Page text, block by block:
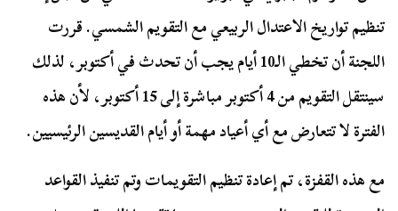
تنظيم تواريخ الاعتدال الربيعي مع التقويم الشمسي. قررت
اللجنة أن تخطي الـ10 أيام يجب أن تحدث في أكتوبر، لذلك
سينتقل التقويم من 4 أكتوبر مباشرة إلى 15 أكتوبر، لأن هذه
الفترة لا تتعارض مع أي أعياد مهمة أو أيام القديسين الرئيسيين.
مع هذه القفزة، تم إعادة تنظيم التقويمات وتم تنفيذ القواعد